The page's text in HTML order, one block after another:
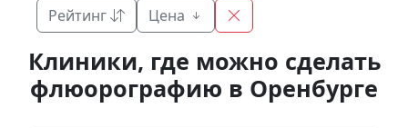
Рейтинг Цена
Клиники, где можно сделать
флюорографию в Оренбурге